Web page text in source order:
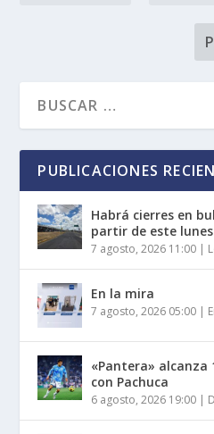
PUBLICACIONES
Habrá cierres en
partir de este lunes
7 agosto, 2026 11:00 |
En la mira
7 agosto, 2026 05:00 |
«Pantera»
con Pachuca
6 agosto, 2026 19:00 |